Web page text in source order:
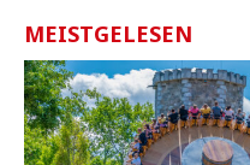
MEISTGELESEN